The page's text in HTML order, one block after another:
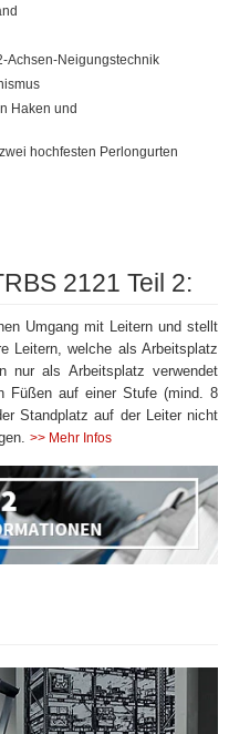
Achsen-Neigungstechnik
Haken und
hochfesten Perlongurten
2121 Teil 2:
Umgang mit Leitern und stellt
Leitern, welche als Arbeitsplatz
nur als Arbeitsplatz verwendet
Füßen auf einer Stufe (mind. 8
Standplatz auf der Leiter nicht
>> Mehr Infos